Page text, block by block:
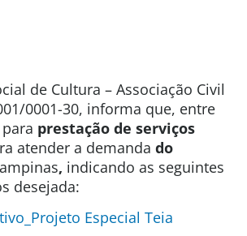
de Cultura – Associação Civil
0001-30, informa que, entre
prestação de serviços
atender a demanda do
, indicando as seguintes
desejada:
Especial Teia